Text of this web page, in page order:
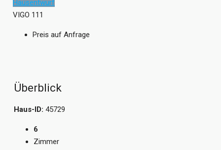
Hausentwurf
VIGO 111
Preis auf Anfrage
Überblick
Haus-ID: 45729
6
Zimmer